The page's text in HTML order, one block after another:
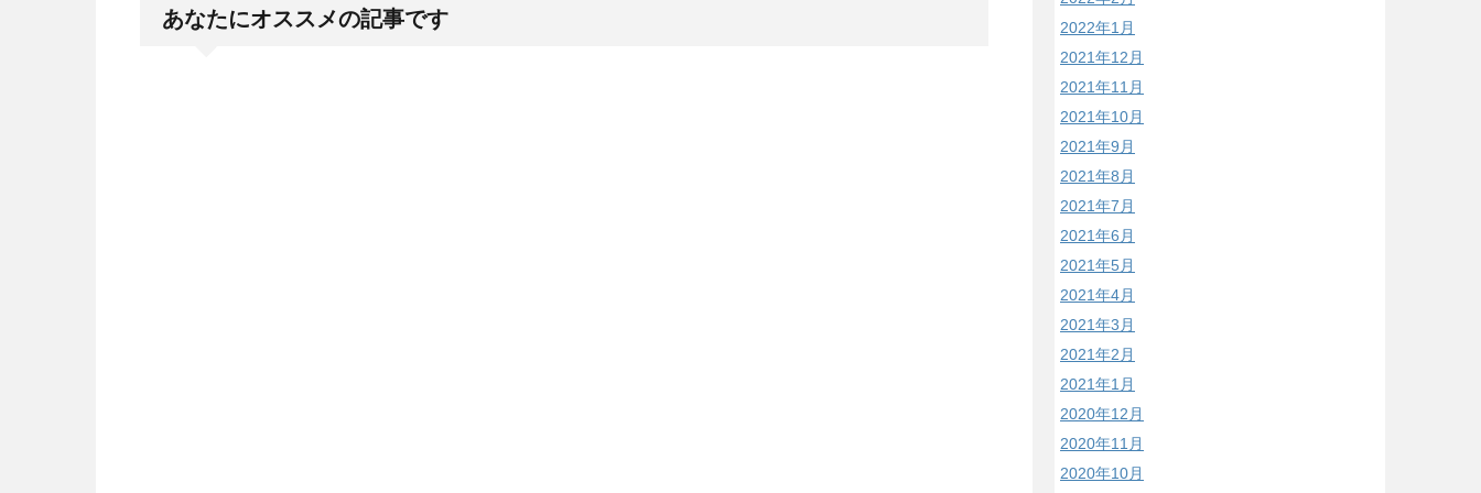
あなたにオススメの記事です
2022年1月
2021年12月
2021年11月
2021年10月
2021年9月
2021年8月
2021年7月
2021年6月
2021年5月
2021年4月
2021年3月
2021年2月
2021年1月
2020年12月
2020年11月
2020年10月